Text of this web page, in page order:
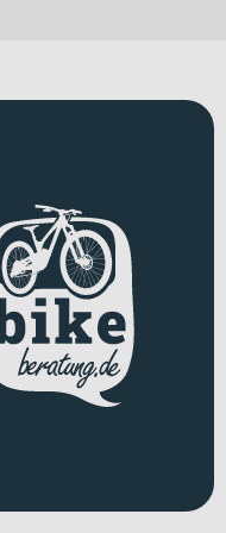
Centerline Rotor
Gangwechseln
Grip auf
in technischen
einem integrierten